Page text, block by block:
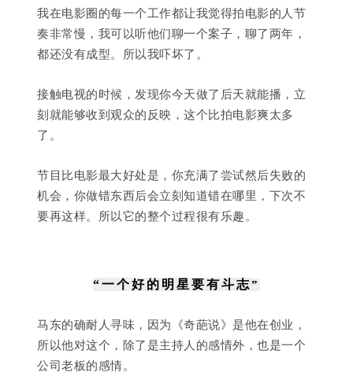
我在电影圈的每一个工作都让我觉得拍电影的人节
奏非常慢，我可以听他们聊一个案子，聊了两年，
都还没有成型。所以我吓坏了。
接触电视的时候，发现你今天做了后天就能播，立
刻就能够收到观众的反映，这个比拍电影爽太多
了。
节目比电影最大好处是，你充满了尝试然后失败的
机会，你做错东西后会立刻知道错在哪里，下次不
要再这样。所以它的整个过程很有乐趣。
“一个好的明星要有斗志”
马东的确耐人寻味，因为《奇葩说》是他在创业，
所以他对这个，除了是主持人的感情外，也是一个
公司老板的感情。